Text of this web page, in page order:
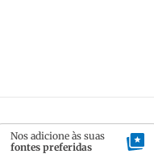
Nos adicione às suas
fontes preferidas